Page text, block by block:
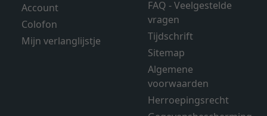
Account
Colofon
Mijn verlanglijstje
FAQ - Veelgestelde
vragen
Tijdschrift
Sitemap
Algemene
voorwaarden
Herroepingsrecht